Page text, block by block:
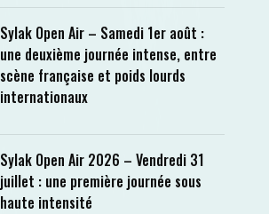
Sylak Open Air – Samedi 1er août :
une deuxième journée intense, entre
scène française et poids lourds
internationaux
Sylak Open Air 2026 – Vendredi 31
juillet : une première journée sous
haute intensité